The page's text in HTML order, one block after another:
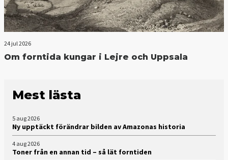
24 jul 2026
Om forntida kungar i Lejre och Uppsala
Mest lästa
5 aug 2026
Ny upptäckt förändrar bilden av Amazonas historia
4 aug 2026
Toner från en annan tid – så lät forntiden